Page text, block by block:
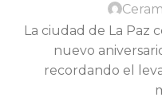
La ciudad de La Paz
nuevo
recordando el